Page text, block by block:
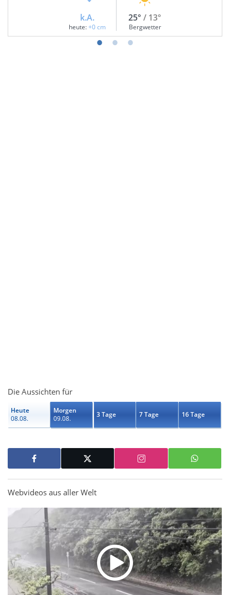
k.A.
heute:+0 cm
25° / 13°
Bergwetter
Die Aussichten für
Heute
08.08.
Morgen
09.08.
3 Tage 7 Tage 16 Tage
Webvideos aus aller Welt